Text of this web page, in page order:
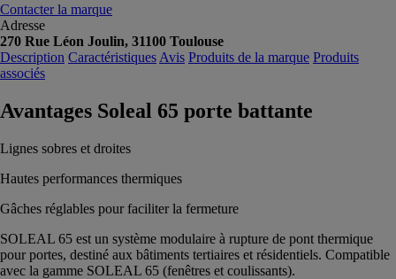
Contacter la marque
Adresse
270 Rue Léon Joulin, 31100 Toulouse
Description Caractéristiques Avis Produits de la marque Produits
associés
Avantages Soleal 65 porte battante
Lignes sobres et droites
Hautes performances thermiques
Gâches réglables pour faciliter la fermeture
SOLEAL 65 est un système modulaire à rupture de pont thermique
pour portes, destiné aux bâtiments tertiaires et résidentiels. Compatible
avec la gamme SOLEAL 65 (fenêtres et coulissants).